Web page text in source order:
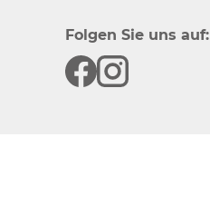
Folgen Sie uns auf: